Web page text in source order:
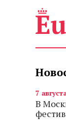
7
В